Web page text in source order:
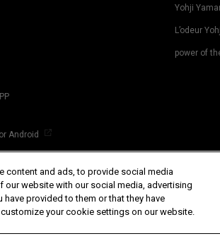
Yohji
L’odeur
power of
Android
content and ads, to provide social media
our website with our social media, advertising
provided to them or that they have
your cookie settings on our website.